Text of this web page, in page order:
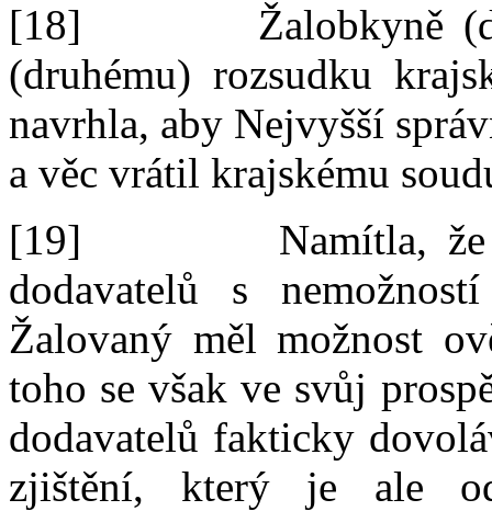
[18]
Žalobkyně (
(druhému) rozsudku
navrhla, aby Nejvyšší
a věc vrátil krajskému
[19]
Namítla,
dodavatelů s
Žalovaný měl možnost
toho se však ve svůj
dodavatelů fakticky
zjištění, který je ale